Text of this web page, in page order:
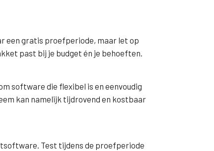
een gratis proefperiode, maar let op
past bij je budget én je behoeften.
software die flexibel is en eenvoudig
kan namelijk tijdrovend en kostbaar
Test tijdens de proefperiode